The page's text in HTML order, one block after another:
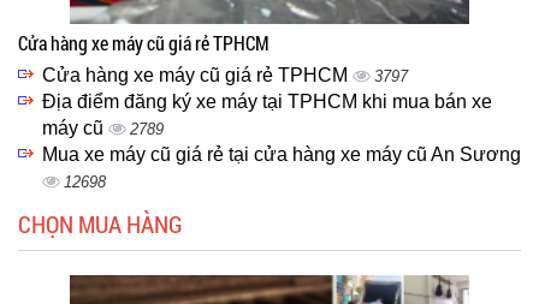
Cửa hàng xe máy cũ giá rẻ TPHCM
Cửa hàng xe máy cũ giá rẻ TPHCM 3797
Địa điểm đăng ký xe máy tại TPHCM khi mua bán xe
máy cũ
2789
Mua xe máy cũ giá rẻ tại cửa hàng xe máy cũ An Sương
12698
CHỌN MUA HÀNG